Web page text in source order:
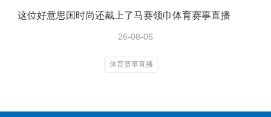
这位好意思国时尚还戴上了马赛领巾体育赛事直播
26-08-06
体育赛事直播